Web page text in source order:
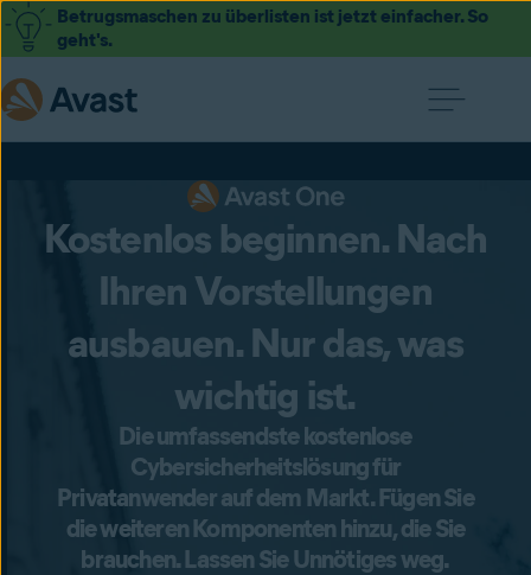
Betrugsmaschen zu überlisten ist jetzt einfacher. So
geht's.
Kostenlos beginnen. Nach
Ihren Vorstellungen
ausbauen. Nur das, was
wichtig ist.
Die umfassendste kostenlose
Cybersicherheitslösung für
Privatanwender auf dem Markt. Fügen Sie
die weiteren Komponenten hinzu, die Sie
brauchen. Lassen Sie Unnötiges weg.